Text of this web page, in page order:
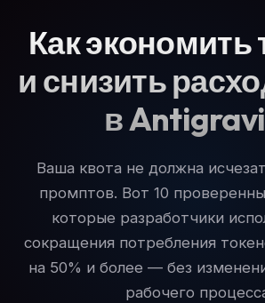
Как экономить
и снизить
в
Ваша квота не должна
промптов. Вот 10
которые разработчики
сокращения потребления
на 50% и более — без
рабочего